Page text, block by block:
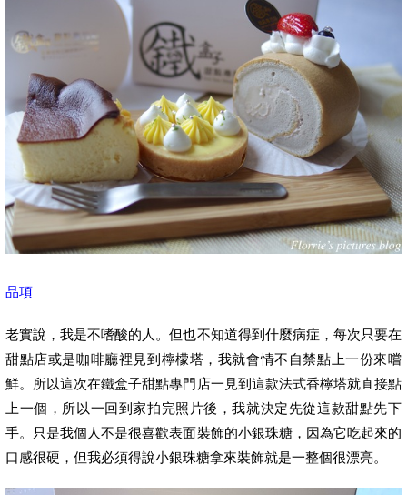
品項
老實說，我是不嗜酸的人。但也不知道得到什麼病症，每次只要在
甜點店或是咖啡廳裡見到檸檬塔，我就會情不自禁點上一份來嚐
鮮。所以這次在鐵盒子甜點專門店一見到這款法式香檸塔就直接點
上一個，所以一回到家拍完照片後，我就決定先從這款甜點先下
手。只是我個人不是很喜歡表面裝飾的小銀珠糖，因為它吃起來的
口感很硬，但我必須得說小銀珠糖拿來裝飾就是一整個很漂亮。